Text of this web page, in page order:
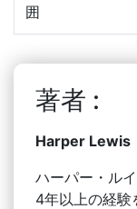
囲
著者 :
Harper Lewis
ハーパー・ル
4年以上の経験